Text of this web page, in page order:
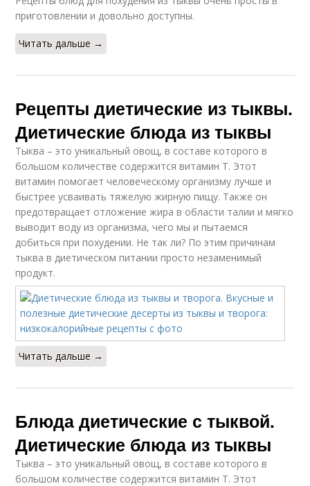
приготовлении и довольно доступны.
Читать дальше →
Рецепты диетические из тыквы.
Диетические блюда из тыквы
Тыква – это уникальный овощ, в составе которого в
большом количестве содержится витамин Т. Этот
витамин помогает человеческому организму лучше и
быстрее усваивать тяжелую жирную пищу. Также он
предотвращает отложение жира в области талии и мягко
выводит воду из организма, чего мы и пытаемся
добиться при похудении. Не так ли? По этим причинам
тыква в диетическом питании просто незаменимый
продукт.
Читать дальше →
Блюда диетические с тыквой.
Диетические блюда из тыквы
Тыква – это уникальный овощ, в составе которого в
большом количестве содержится витамин Т. Этот